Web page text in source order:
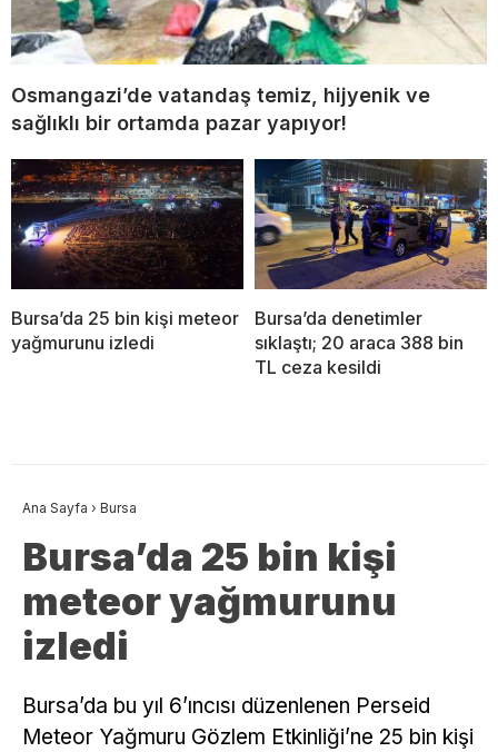
Osmangazi’de vatandaş temiz, hijyenik ve
sağlıklı bir ortamda pazar yapıyor!
Bursa’da 25 bin kişi meteor
yağmurunu izledi
Bursa’da denetimler
sıklaştı; 20 araca 388 bin
TL ceza kesildi
Ana Sayfa › Bursa
Bursa’da 25 bin kişi
meteor yağmurunu
izledi
Bursa’da bu yıl 6’ıncısı düzenlenen Perseid
Meteor Yağmuru Gözlem Etkinliği’ne 25 bin kişi